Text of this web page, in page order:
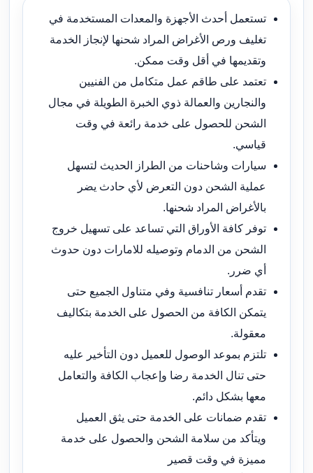
تستعمل أحدث الأجهزة والمعدات المستخدمة في
تغليف ورص الأغراض المراد شحنها لإنجاز الخدمة
وتقديمها في أقل وقت ممكن.
تعتمد على طاقم عمل متكامل من الفنيين
والنجارين والعمالة ذوي الخبرة الطويلة في مجال
الشحن للحصول على خدمة رائعة في وقت
قياسي.
سيارات وشاحنات من الطراز الحديث لتسهل
عملية الشحن دون التعرض لأي حادث يضر
بالأغراض المراد شحنها.
توفر كافة الأوراق التي تساعد على تسهيل خروج
الشحن من الدمام وتوصيله للامارات دون حدوث
أي ضرر.
تقدم أسعار تنافسية وفي متناول الجميع حتى
يتمكن الكافة من الحصول على الخدمة بتكاليف
معقولة.
تلتزم بموعد الوصول للعميل دون التأخير عليه
حتى تنال الخدمة رضا وإعجاب الكافة والتعامل
معها بشكل دائم.
تقدم ضمانات على الخدمة حتى يثق العميل
ويتأكد من سلامة الشحن والحصول على خدمة
مميزة في وقت قصير